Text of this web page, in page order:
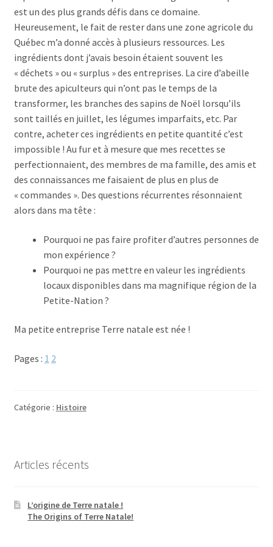
est un des plus grands défis dans ce domaine.
Heureusement, le fait de rester dans une zone agricole du
Québec m’a donné accès à plusieurs ressources. Les
ingrédients dont j’avais besoin étaient souvent les
« déchets » ou « surplus » des entreprises. La cire d’abeille
brute des apiculteurs qui n’ont pas le temps de la
transformer, les branches des sapins de Noël lorsqu’ils
sont taillés en juillet, les légumes imparfaits, etc. Par
contre, acheter ces ingrédients en petite quantité c’est
impossible ! Au fur et à mesure que mes recettes se
perfectionnaient, des membres de ma famille, des amis et
des connaissances me faisaient de plus en plus de
« commandes ». Des questions récurrentes résonnaient
alors dans ma tête :
Pourquoi ne pas faire profiter d’autres personnes de
mon expérience ?
Pourquoi ne pas mettre en valeur les ingrédients
locaux disponibles dans ma magnifique région de la
Petite-Nation ?
Ma petite entreprise Terre natale est née !
Pages : 1 2
Catégorie : Histoire
Articles récents
L’origine de Terre natale !
The Origins of Terre Natale!